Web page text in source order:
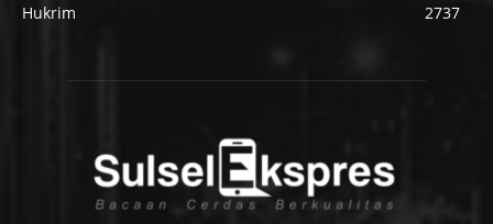
Hukrim
2737